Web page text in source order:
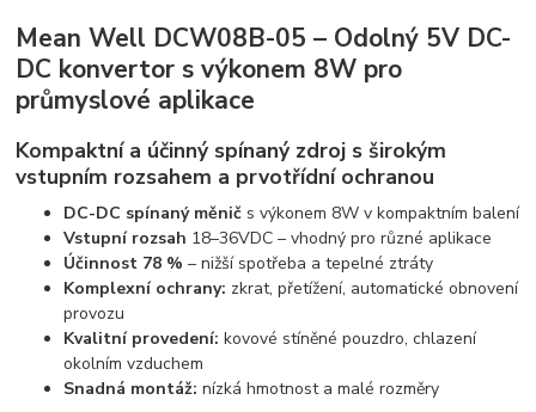
Mean Well DCW08B-05 – Odolný 5V DC-
DC konvertor s výkonem 8W pro
průmyslové aplikace
Kompaktní a účinný spínaný zdroj s širokým
vstupním rozsahem a prvotřídní ochranou
DC-DC spínaný měnič s výkonem 8W v kompaktním balení
Vstupní rozsah 18–36VDC – vhodný pro různé aplikace
Účinnost 78 % – nižší spotřeba a tepelné ztráty
Komplexní ochrany: zkrat, přetížení, automatické obnovení
provozu
Kvalitní provedení: kovové stíněné pouzdro, chlazení
okolním vzduchem
Snadná montáž: nízká hmotnost a malé rozměry